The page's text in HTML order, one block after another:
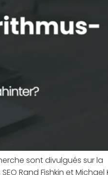
sont divulgués sur la
Rand Fishkin et Michael